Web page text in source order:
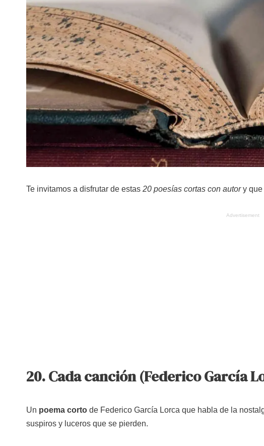
Te invitamos a disfrutar de estas 20 poesías cortas con autory que
Advertisement
20. Cada canción (Federico García
Un poema corto de Federico García Lorca que habla de la
suspiros y luceros que se pierden.